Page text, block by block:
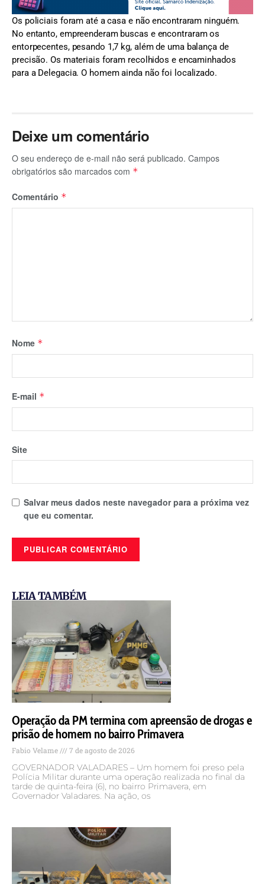
Os policiais foram até a casa e não encontraram ninguém.
No entanto, empreenderam buscas e encontraram os
entorpecentes, pesando 1,7 kg, além de uma balança de
precisão. Os materiais foram recolhidos e encaminhados
para a Delegacia. O homem ainda não foi localizado.
Deixe um comentário
O seu endereço de e-mail não será publicado. Campos
obrigatórios são marcados com *
Comentário *
Nome *
E-mail *
Site
Salvar meus dados neste navegador para a próxima vez
que eu comentar.
LEIA TAMBÉM
Operação da PM termina com apreensão de drogas e
prisão de homem no bairro Primavera
Fabio Velame 7 de agosto de 2026
GOVERNADOR VALADARES – Um homem foi preso pela
Polícia Militar durante uma operação realizada no final da
tarde de quinta-feira (6), no bairro Primavera, em
Governador Valadares. Na ação, os